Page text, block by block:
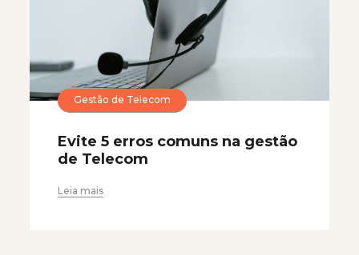
Gestão de Telecom
Evite 5 erros comuns na gestão
de Telecom
Leia mais